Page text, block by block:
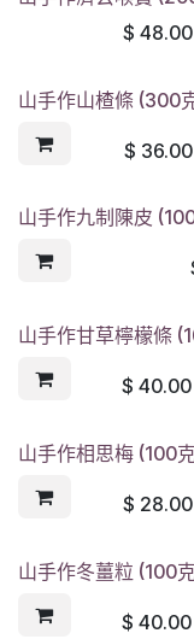
$48.00
山手作山楂條 (300
$ 36.00
山手作九制陳皮
山手作甘草檸檬條
$40.00
山手作相思梅 (100
$ 28.00
山手作冬薑粒 (100
$40.00